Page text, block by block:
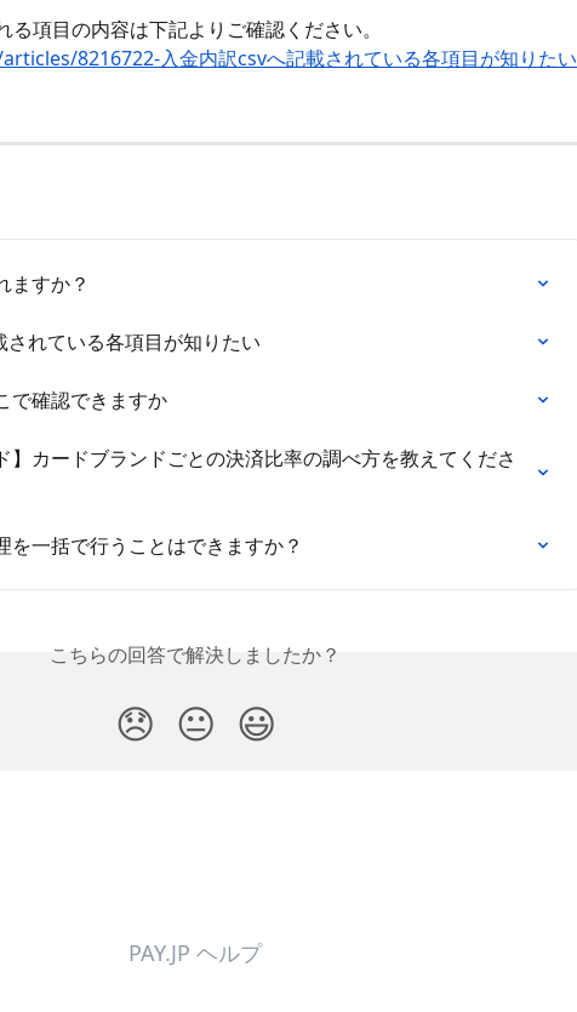
る項目の内容は下記よりご確認ください。
8216722-入金内訳csvへ記載されている各項目が知りたい
ますか？
されている各項目が知りたい
で確認できますか
】カードブランドごとの決済比率の調べ方を教えてくださ
を一括で行うことはできますか？
こちらの回答で解決しましたか？
😞 😐 😃
PAY.JP ヘルプ